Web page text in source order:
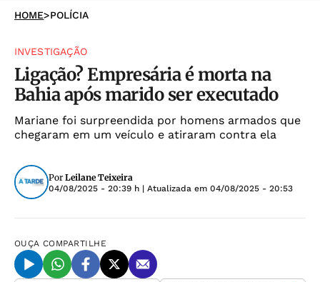
HOME>POLÍCIA
INVESTIGAÇÃO
Ligação? Empresária é morta na
Bahia após marido ser executado
Mariane foi surpreendida por homens armados que
chegaram em um veículo e atiraram contra ela
Por Leilane Teixeira
04/08/2025 - 20:39 h | Atualizada em 04/08/2025 - 20:53
OUÇA COMPARTILHE